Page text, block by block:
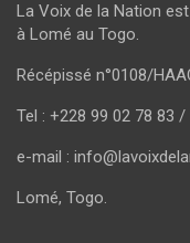
La Voix de la Nation
à Lomé au Togo.
Récépissé n°0108/
Tel : +228 99 02 78 83
e-mail :
Lomé, Togo.